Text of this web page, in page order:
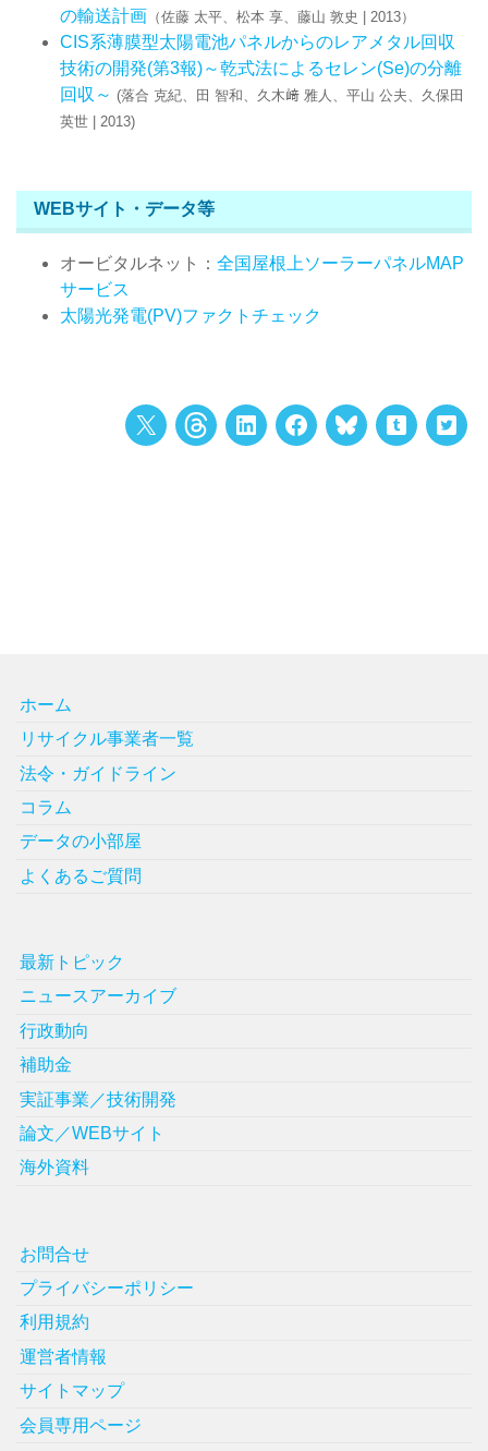
の輸送計画 （佐藤 太平、松本 享、藤山 敦史 | 2013）
CIS系薄膜型太陽電池パネルからのレアメタル回収
技術の開発(第3報)～乾式法によるセレン(Se)の分離
回収～ (落合 克紀、田 智和、久木﨑 雅人、平山 公夫、久保田
英世 | 2013)
WEBサイト・データ等
オービタルネット： 全国屋根上ソーラーパネルMAP
サービス
太陽光発電(PV)ファクトチェック
ホーム
リサイクル事業者一覧
法令・ガイドライン
コラム
データの小部屋
よくあるご質問
最新トピック
ニュースアーカイブ
行政動向
補助金
実証事業／技術開発
論文／WEBサイト
海外資料
お問合せ
プライバシーポリシー
利用規約
運営者情報
サイトマップ
会員専用ページ